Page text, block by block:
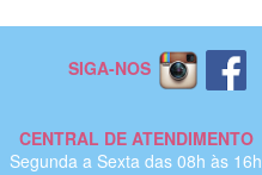
SIGA-NOS
CENTRAL DE ATENDIMENTO
Segunda a Sexta das 08h às 16h